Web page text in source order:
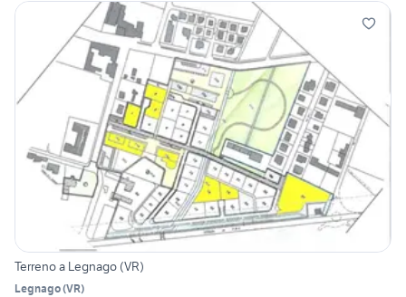
Terreno a Legnago (VR)
Legnago(VR)